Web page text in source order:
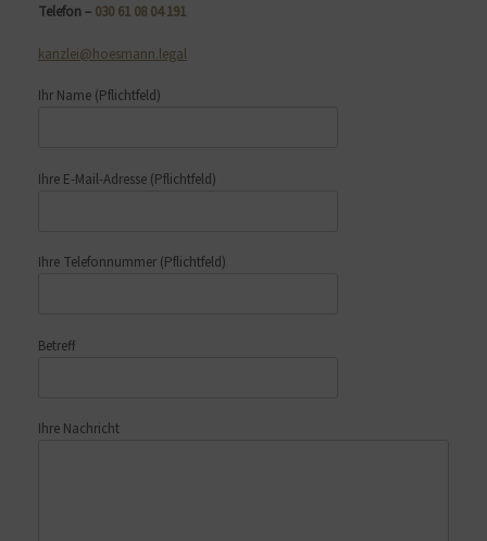
Telefon – 030 61 08 04 191
kanzlei@hoesmann.legal
Ihr Name (Pflichtfeld)
Ihre E-Mail-Adresse (Pflichtfeld)
Ihre Telefonnummer (Pflichtfeld)
Betreff
Ihre Nachricht